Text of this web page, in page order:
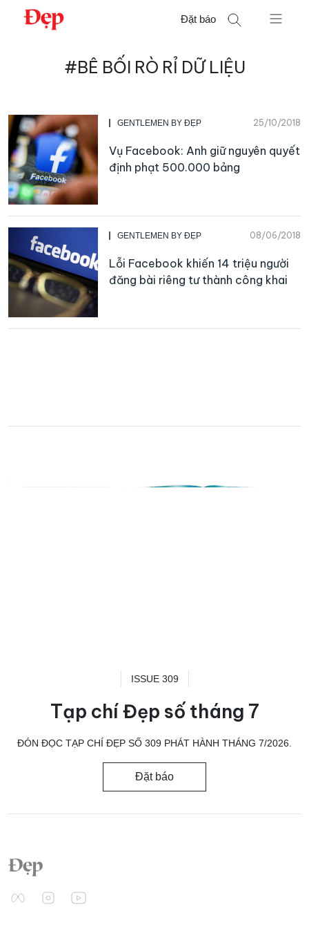
Chuyển
Đặt báo
#BÊ BỐI RÒ RỈ DỮ LIỆU
GENTLEMEN BY ĐẸP 25/10/2018
Vụ Facebook: Anh giữ nguyên quyết
định phạt 500.000 bảng
GENTLEMEN BY ĐẸP 08/06/2018
Lỗi Facebook khiến 14 triệu người
đăng bài riêng tư thành công khai
ISSUE 309
Tạp chí Đẹp số tháng 7
ĐÓN ĐỌC TẠP CHÍ ĐẸP SỐ 309 PHÁT HÀNH THÁNG 7/2026.
Đặt báo